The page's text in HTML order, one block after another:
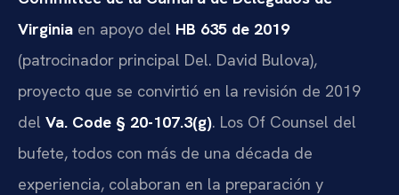
Virginia en apoyo del HB 635 de 2019
(patrocinador principal Del. David Bulova),
proyecto que se convirtió en la revisión de 2019
del Va. Code § 20-107.3(g). Los Of Counsel del
bufete, todos con más de una década de
experiencia, colaboran en la preparación y